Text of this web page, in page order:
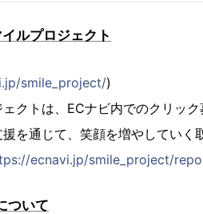
ルプロジェクト
smile_project/)
クトは、ECナビ内でのクリッ
を通じて、笑顔を増やしていく
ecnavi.jp/smile_project/
ついて